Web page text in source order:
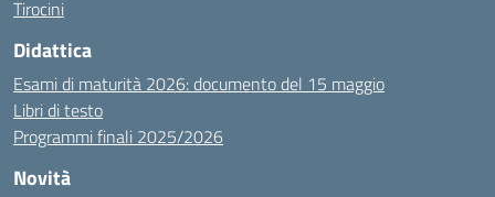
Tirocini
Didattica
Esami di maturità 2026: documento del 15 maggio
Libri di testo
Programmi finali 2025/2026
Novità